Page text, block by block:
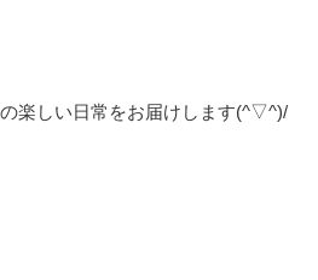
楽しい日常をお届けします(^▽^)/